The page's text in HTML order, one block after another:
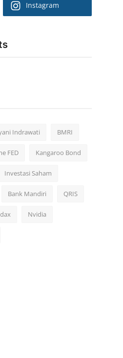
Instagram
Indrawati BMRI
FED Kangaroo Bond
Investasi Saham
Bank Mandiri QRIS
Nvidia